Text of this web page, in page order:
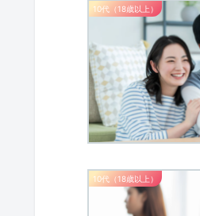
10代（18歳以上）
10代（18歳以上）